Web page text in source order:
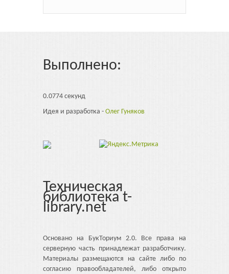
Выполнено:
0.0774 секунд
Идея и разработка - Олег Гуняков
Техническая
библиотека t-
library.net
Основано на БукТориум 2.0. Все права на
серверную часть принадлежат разработчику.
Материалы размещаются на сайте либо по
согласию правообладателей, либо открыто